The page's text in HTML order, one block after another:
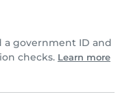
a government ID and
checks. Learn more